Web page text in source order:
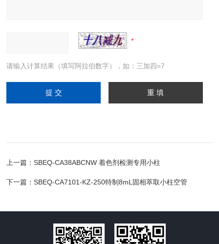
请输入计算结果（填写阿拉伯数字），如：三加四=7
上一篇：SBEQ-CA38ABCNW 着色剂检测专用小柱
下一篇：SBEQ-CA7101-KZ-250特制8mL固相萃取小柱空管